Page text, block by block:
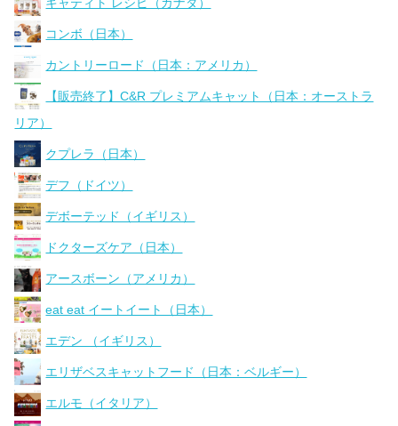
キャティト レシピ（カナダ）
コンボ（日本）
カントリーロード（日本：アメリカ）
【販売終了】C&R プレミアムキャット（日本：オーストラ
リア）
クプレラ（日本）
デフ（ドイツ）
デボーテッド（イギリス）
ドクターズケア（日本）
アースボーン（アメリカ）
eat eat イートイート（日本）
エデン （イギリス）
エリザベスキャットフード（日本：ベルギー）
エルモ（イタリア）